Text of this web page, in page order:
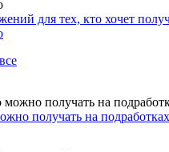
для тех, кто хочет
получать на подработках